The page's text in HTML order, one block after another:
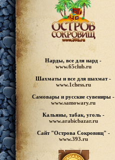
Нарды, все для нард -
www.65club.ru
Шахматы и все для шахмат -
www.1chess.ru
Самовары и русские сувениры -
www.samowary.ru
Кальяны, табак, уголь -
www.arabicbazar.ru
Сайт "Острова Сокровищ" -
www.393.ru